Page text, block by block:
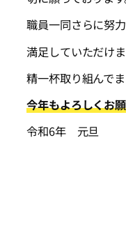
職員一同さらに努力
満足していただけ
精一杯取り組んでま
今年もよろしくお
令和6年 元旦